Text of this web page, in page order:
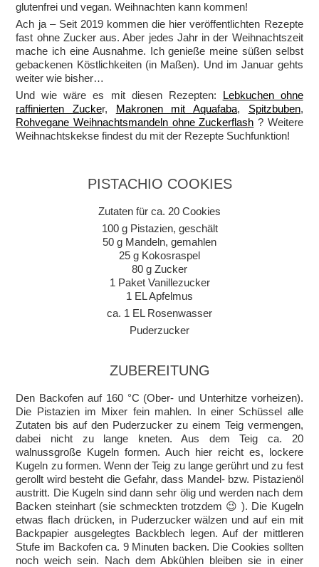
glutenfrei und vegan. Weihnachten kann kommen!
Ach ja – Seit 2019 kommen die hier veröffentlichten Rezepte
fast ohne Zucker aus. Aber jedes Jahr in der Weihnachtszeit
mache ich eine Ausnahme. Ich genieße meine süßen selbst
gebackenen Köstlichkeiten (in Maßen). Und im Januar gehts
weiter wie bisher…
Und wie wäre es mit diesen Rezepten: Lebkuchen ohne
raffinierten Zucker, Makronen mit Aquafaba, Spitzbuben,
Rohvegane Weihnachtsmandeln ohne Zuckerflash ? Weitere
Weihnachtskekse findest du mit der Rezepte Suchfunktion!
PISTACHIO COOKIES
Zutaten für ca. 20 Cookies
100 g Pistazien, geschält
50 g Mandeln, gemahlen
25 g Kokosraspel
80 g Zucker
1 Paket Vanillezucker
1 EL Apfelmus
ca. 1 EL Rosenwasser
Puderzucker
ZUBEREITUNG
Den Backofen auf 160 °C (Ober- und Unterhitze vorheizen).
Die Pistazien im Mixer fein mahlen. In einer Schüssel alle
Zutaten bis auf den Puderzucker zu einem Teig vermengen,
dabei nicht zu lange kneten. Aus dem Teig ca. 20
walnussgroße Kugeln formen. Auch hier reicht es, lockere
Kugeln zu formen. Wenn der Teig zu lange gerührt und zu fest
gerollt wird besteht die Gefahr, dass Mandel- bzw. Pistazienöl
austritt. Die Kugeln sind dann sehr ölig und werden nach dem
Backen steinhart (sie schmeckten trotzdem 😉 ). Die Kugeln
etwas flach drücken, in Puderzucker wälzen und auf ein mit
Backpapier ausgelegtes Backblech legen. Auf der mittleren
Stufe im Backofen ca. 9 Minuten backen. Die Cookies sollten
noch weich sein. Nach dem Abkühlen bleiben sie in einer